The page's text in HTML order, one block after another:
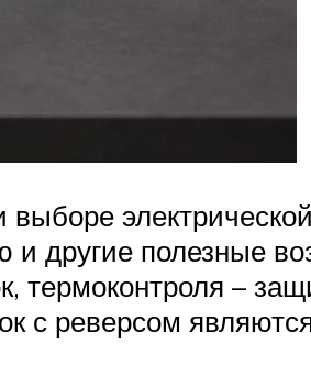
другие полезные
–
с реверсом